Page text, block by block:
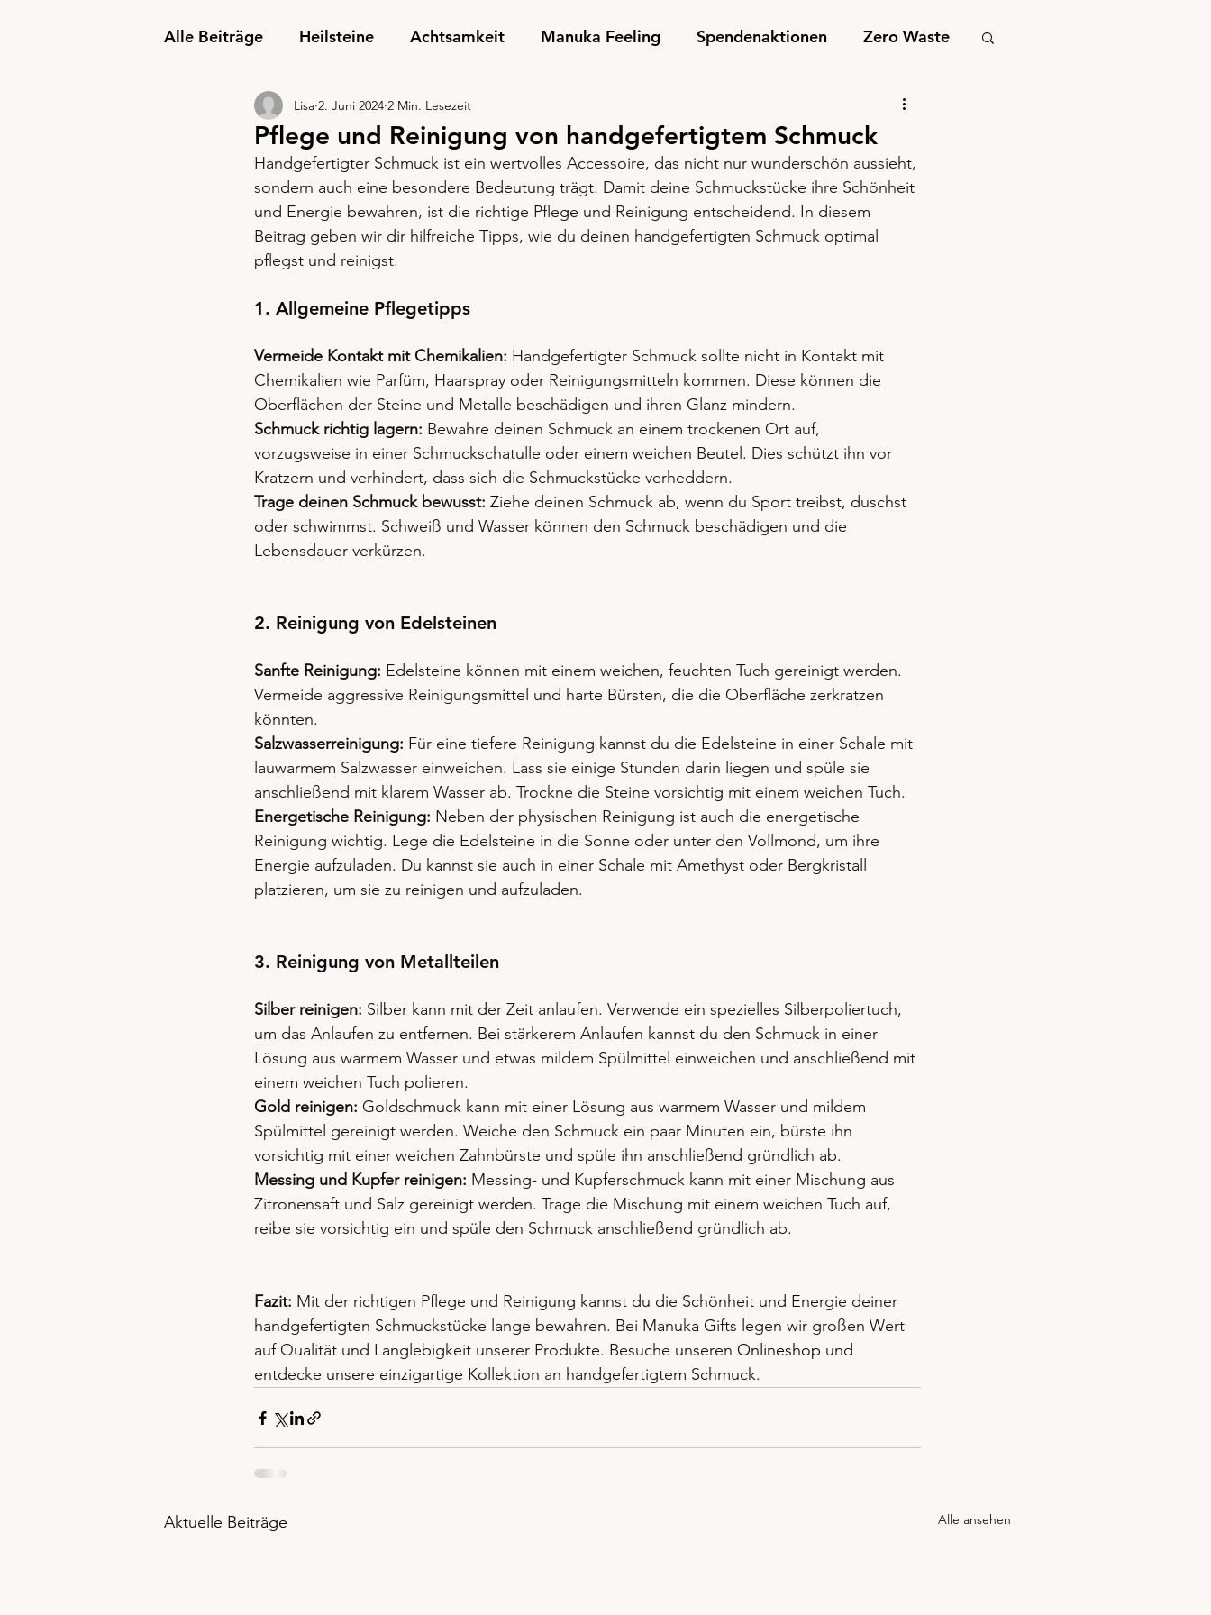
Alle Beiträge Heilsteine Achtsamkeit Manuka Feeling Spendenaktionen Zero Waste
Pflege und Reinigung von handgefertigtem Schmuck
Lisa 2. Juni 2024 2 Min. Lesezeit
Handgefertigter Schmuck ist ein wertvolles Accessoire, das nicht nur wunderschön aussieht,
sondern auch eine besondere Bedeutung trägt. Damit deine Schmuckstücke ihre Schönheit
und Energie bewahren, ist die richtige Pflege und Reinigung entscheidend. In diesem
Beitrag geben wir dir hilfreiche Tipps, wie du deinen handgefertigten Schmuck optimal
pflegst und reinigst.
1. Allgemeine Pflegetipps
Vermeide Kontakt mit Chemikalien: Handgefertigter Schmuck sollte nicht in Kontakt mit
Chemikalien wie Parfüm, Haarspray oder Reinigungsmitteln kommen. Diese können die
Oberflächen der Steine und Metalle beschädigen und ihren Glanz mindern.
Schmuck richtig lagern: Bewahre deinen Schmuck an einem trockenen Ort auf,
vorzugsweise in einer Schmuckschatulle oder einem weichen Beutel. Dies schützt ihn vor
Kratzern und verhindert, dass sich die Schmuckstücke verheddern.
Trage deinen Schmuck bewusst: Ziehe deinen Schmuck ab, wenn du Sport treibst, duschst
oder schwimmst. Schweiß und Wasser können den Schmuck beschädigen und die
Lebensdauer verkürzen.
2. Reinigung von Edelsteinen
Sanfte Reinigung: Edelsteine können mit einem weichen, feuchten Tuch gereinigt werden.
Vermeide aggressive Reinigungsmittel und harte Bürsten, die die Oberfläche zerkratzen
könnten.
Salzwasserreinigung: Für eine tiefere Reinigung kannst du die Edelsteine in einer Schale mit
lauwarmem Salzwasser einweichen. Lass sie einige Stunden darin liegen und spüle sie
anschließend mit klarem Wasser ab. Trockne die Steine vorsichtig mit einem weichen Tuch.
Energetische Reinigung: Neben der physischen Reinigung ist auch die energetische
Reinigung wichtig. Lege die Edelsteine in die Sonne oder unter den Vollmond, um ihre
Energie aufzuladen. Du kannst sie auch in einer Schale mit Amethyst oder Bergkristall
platzieren, um sie zu reinigen und aufzuladen.
3. Reinigung von Metallteilen
Silber reinigen: Silber kann mit der Zeit anlaufen. Verwende ein spezielles Silberpoliertuch,
um das Anlaufen zu entfernen. Bei stärkerem Anlaufen kannst du den Schmuck in einer
Lösung aus warmem Wasser und etwas mildem Spülmittel einweichen und anschließend mit
einem weichen Tuch polieren.
Gold reinigen: Goldschmuck kann mit einer Lösung aus warmem Wasser und mildem
Spülmittel gereinigt werden. Weiche den Schmuck ein paar Minuten ein, bürste ihn
vorsichtig mit einer weichen Zahnbürste und spüle ihn anschließend gründlich ab.
Messing und Kupfer reinigen: Messing- und Kupferschmuck kann mit einer Mischung aus
Zitronensaft und Salz gereinigt werden. Trage die Mischung mit einem weichen Tuch auf,
reibe sie vorsichtig ein und spüle den Schmuck anschließend gründlich ab.
Fazit: Mit der richtigen Pflege und Reinigung kannst du die Schönheit und Energie deiner
handgefertigten Schmuckstücke lange bewahren. Bei Manuka Gifts legen wir großen Wert
auf Qualität und Langlebigkeit unserer Produkte. Besuche unseren Onlineshop und
entdecke unsere einzigartige Kollektion an handgefertigtem Schmuck.
Aktuelle Beiträge Alle ansehen